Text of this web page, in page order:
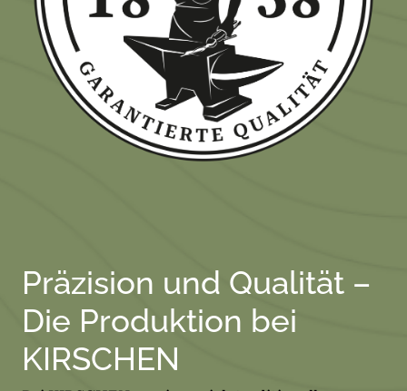
Präzision und Qualität –
Die Produktion bei
KIRSCHEN